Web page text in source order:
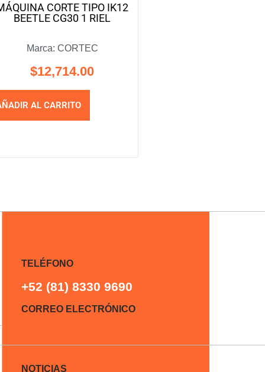
CORTE TIPO IK12
BEETLE CG30 1 RIEL
Marca: CORTEC
$12,714.00
AL CARRITO
TELÉFONO
+52 (81) 8330 9690
CORREO ELECTRÓNICO
NOTICIAS